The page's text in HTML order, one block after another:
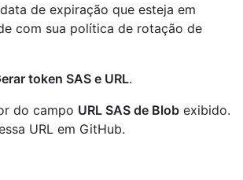
de expiração que esteja em
com sua política de rotação de
token SAS e URL.
do campo URL SAS de Blob exibido.
URL em GitHub.